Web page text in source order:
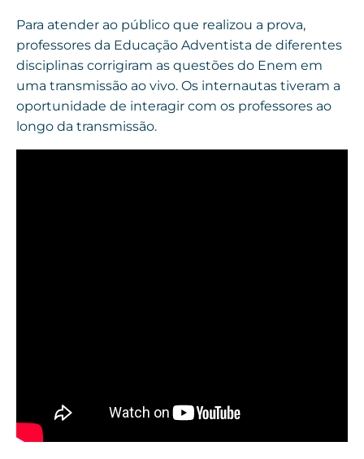
Para atender ao público que realizou a prova,
professores da Educação Adventista de diferentes
disciplinas corrigiram as questões do Enem em
uma transmissão ao vivo. Os internautas tiveram a
oportunidade de interagir com os professores ao
longo da transmissão.